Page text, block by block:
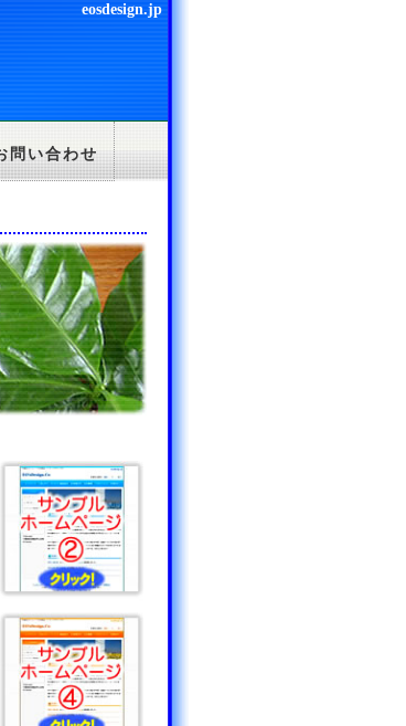
eosdesign.jp
問い合わせ